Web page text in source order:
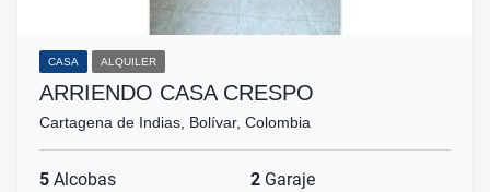
CASA ALQUILER
ARRIENDO CASA CRESPO
Cartagena de Indias, Bolívar, Colombia
5 Alcobas 2 Garaje